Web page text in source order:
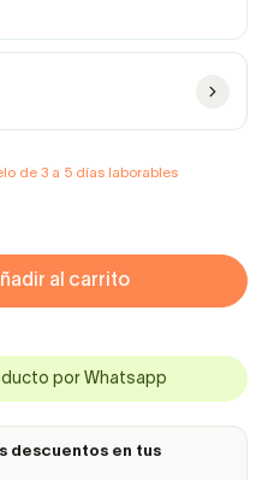
de 3 a 5 días laborables
al carrito
por Whatsapp
descuentos en tus